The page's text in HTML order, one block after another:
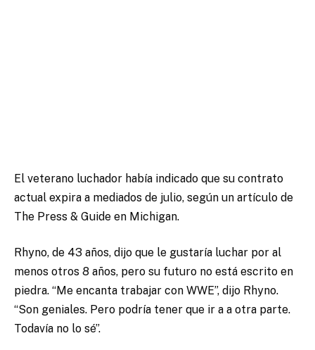
El veterano luchador había indicado que su contrato
actual expira a mediados de julio, según un artículo de
The Press & Guide en Michigan.
Rhyno, de 43 años, dijo que le gustaría luchar por al
menos otros 8 años, pero su futuro no está escrito en
piedra. “Me encanta trabajar con WWE”, dijo Rhyno.
“Son geniales. Pero podría tener que ir a a otra parte.
Todavía no lo sé”.